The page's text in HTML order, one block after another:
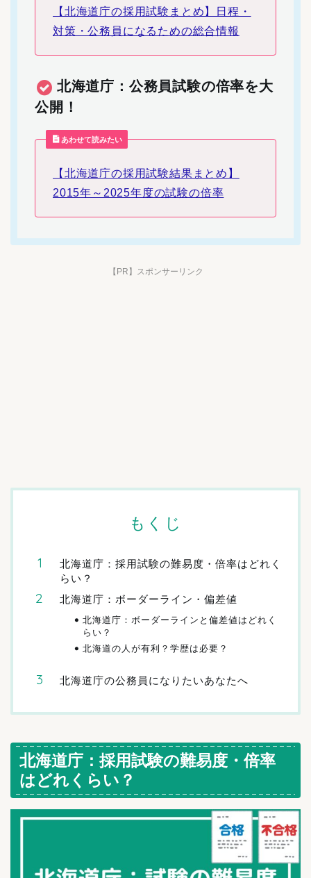
【北海道庁の採用試験まとめ】日程・
対策・公務員になるための総合情報
北海道庁：公務員試験の倍率を大
公開！
あわせて読みたい
【北海道庁の採用試験結果まとめ】
2015年～2025年度の試験の倍率
【PR】スポンサーリンク
もくじ
北海道庁：採用試験の難易度・倍率はどれく
らい？
北海道庁：ボーダーライン・偏差値
北海道庁：ボーダーラインと偏差値はどれく
らい？
北海道の人が有利？学歴は必要？
北海道庁の公務員になりたいあなたへ
北海道庁：採用試験の難易度・倍率
はどれくらい？